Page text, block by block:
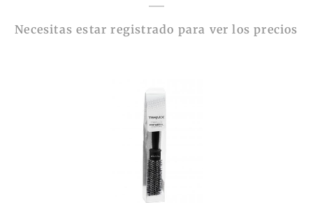
Necesitas estar registrado para ver los precios